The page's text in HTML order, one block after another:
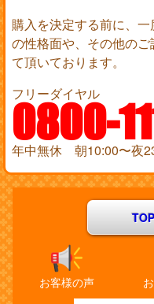
購入を決定する前に、
の性格面や、その他の
て頂いております。
フリーダイヤル
0800-
年中無休 朝10:00〜夜
お客様の声